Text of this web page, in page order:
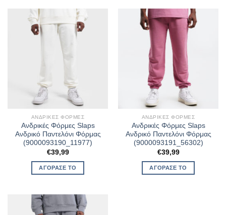
ΑΝΔΡΙΚΈΣ ΦΌΡΜΕΣ
Ανδρικές Φόρμες Slaps
Ανδρικό Παντελόνι Φόρμας
(9000093190_11977)
€39,99
ΑΓΌΡΑΣΈ ΤΟ
ΑΝΔΡΙΚΈΣ ΦΌΡΜΕΣ
Ανδρικές Φόρμες Slaps
Ανδρικό Παντελόνι Φόρμας
(9000093191_56302)
€39,99
ΑΓΌΡΑΣΈ ΤΟ